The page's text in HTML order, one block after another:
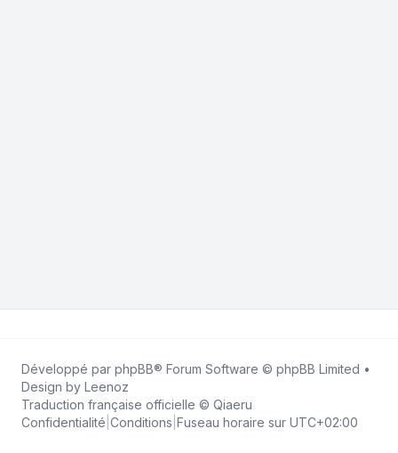
Développé par phpBB® Forum Software © phpBB Limited •
Design by Leenoz
Traduction française officielle © Qiaeru
Confidentialité Conditions Fuseau horaire sur UTC+02:00